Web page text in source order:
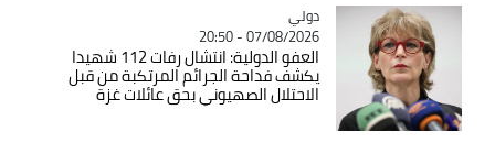
Catégorie
دولي
07/08/2026 - 20:50
العفو الدولية: انتشال رفات 112 شهيدا
يكشف فداحة الجرائم المرتكبة من قبل
الاحتلال الصهيوني بحق عائلات غزة